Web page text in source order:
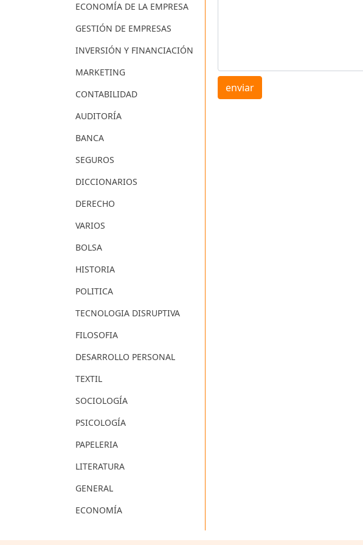
ECONOMÍA DE LA EMPRESA
GESTIÓN DE EMPRESAS
INVERSIÓN Y FINANCIACIÓN
MARKETING
CONTABILIDAD
AUDITORÍA
BANCA
SEGUROS
DICCIONARIOS
DERECHO
VARIOS
BOLSA
HISTORIA
POLITICA
TECNOLOGIA DISRUPTIVA
FILOSOFIA
DESARROLLO PERSONAL
TEXTIL
SOCIOLOGÍA
PSICOLOGÍA
PAPELERIA
LITERATURA
GENERAL
ECONOMÍA
enviar